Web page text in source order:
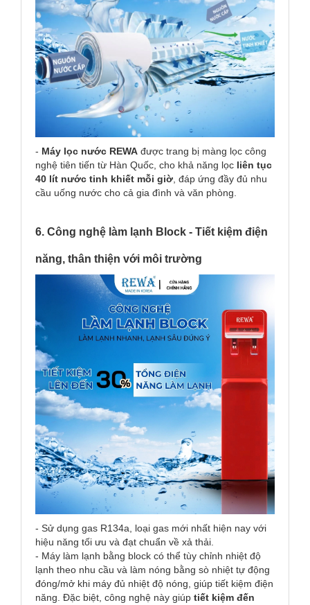
- Máy lọc nước REWA được trang bị màng lọc công
nghệ tiên tiến từ Hàn Quốc, cho khả năng lọc liên tục
40 lít nước tinh khiết mỗi giờ , đáp ứng đầy đủ nhu
cầu uống nước cho cả gia đình và văn phòng.
6. Công nghệ làm lạnh Block - Tiết kiệm điện
năng, thân thiện với môi trường
- Sử dụng gas R134a, loại gas mới nhất hiện nay với
hiệu năng tối ưu và đạt chuẩn về xả thải.
- Máy làm lạnh bằng block có thể tùy chỉnh nhiệt độ
lạnh theo nhu cầu và làm nóng bằng sò nhiệt tự động
đóng/mở khi máy đủ nhiệt độ nóng, giúp tiết kiệm điện
năng. Đặc biệt, công nghệ này giúp tiết kiệm đến